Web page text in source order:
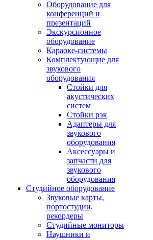
Оборудование для
конференций и
презентаций
Экскурсионное
оборудование
Караоке-системы
Комплектующие для
звукового
оборудования
Стойки для
акустических
систем
Стойки рэк
Адаптеры для
звукового
оборудования
Аксессуары и
запчасти для
звукового
оборудования
Студийное оборудование
Звуковые карты,
портостудии,
рекордеры
Студийные мониторы
Наушники и